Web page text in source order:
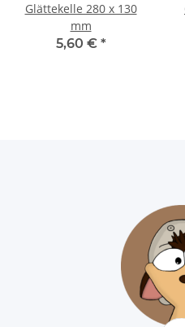
Glättekelle 280 x 130
mm
5,60 € *